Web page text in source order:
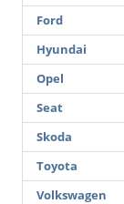
Ford
Hyundai
Opel
Seat
Skoda
Toyota
Volkswagen